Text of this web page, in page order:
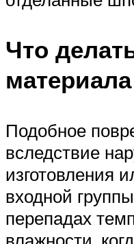
Что
материала
Подобное
вследствие
изготовления
входной
перепадах
влажности,